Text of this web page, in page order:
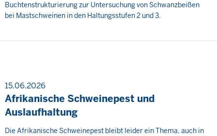
Buchtenstrukturierung zur Untersuchung von Schwanzbeißen
bei Mastschweinen in den Haltungsstufen 2 und 3.
15.06.2026
Afrikanische Schweinepest und
Auslaufhaltung
Die Afrikanische Schweinepest bleibt leider ein Thema, auch in